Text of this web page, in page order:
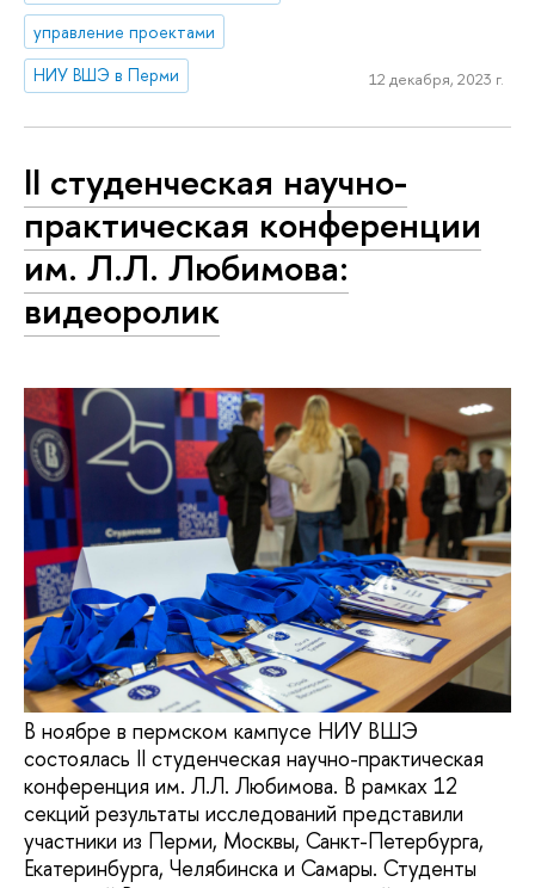
управление проектами
НИУ ВШЭ в Перми
12 декабря, 2023 г.
II студенческая научно-
практическая конференции
им. Л.Л. Любимова:
видеоролик
В ноябре в пермском кампусе НИУ ВШЭ
состоялась II студенческая научно-практическая
конференция им. Л.Л. Любимова. В рамках 12
секций результаты исследований представили
участники из Перми, Москвы, Санкт-Петербурга,
Екатеринбурга, Челябинска и Самары. Студенты